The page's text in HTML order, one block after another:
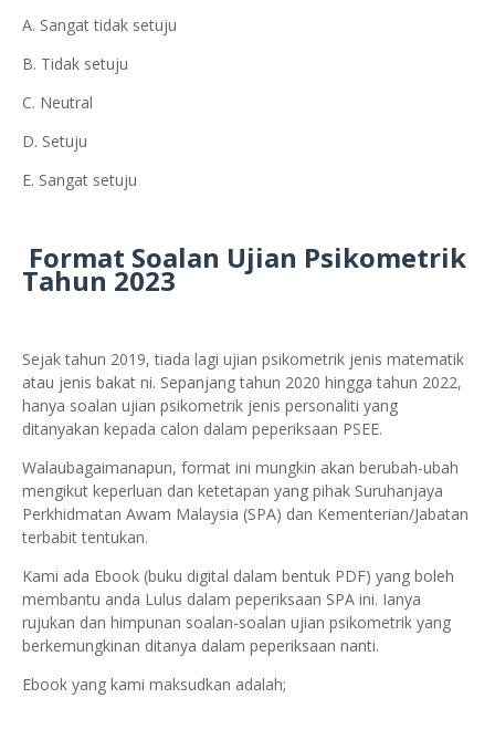
A. Sangat tidak setuju
B. Tidak setuju
C. Neutral
D. Setuju
E. Sangat setuju
Format Soalan Ujian Psikometrik
Tahun 2023
Sejak tahun 2019, tiada lagi ujian psikometrik jenis matematik
atau jenis bakat ni. Sepanjang tahun 2020 hingga tahun 2022,
hanya soalan ujian psikometrik jenis personaliti yang
ditanyakan kepada calon dalam peperiksaan PSEE.
Walaubagaimanapun, format ini mungkin akan berubah-ubah
mengikut keperluan dan ketetapan yang pihak Suruhanjaya
Perkhidmatan Awam Malaysia (SPA) dan Kementerian/Jabatan
terbabit tentukan.
Kami ada Ebook (buku digital dalam bentuk PDF) yang boleh
membantu anda Lulus dalam peperiksaan SPA ini. Ianya
rujukan dan himpunan soalan-soalan ujian psikometrik yang
berkemungkinan ditanya dalam peperiksaan nanti.
Ebook yang kami maksudkan adalah;